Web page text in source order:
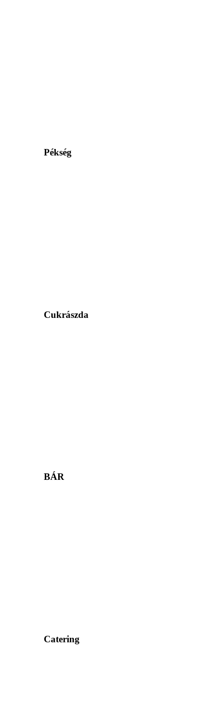
Pékség
Cukrászda
BÁR
Catering